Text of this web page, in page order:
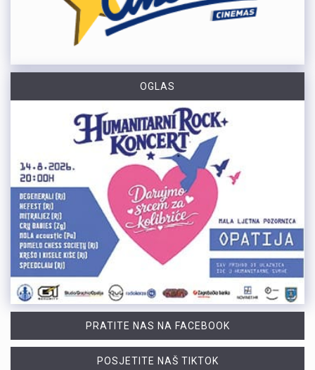
OGLAS
PRATITE NAS NA FACEBOOK
POSJETITE NAŠ TIKTOK